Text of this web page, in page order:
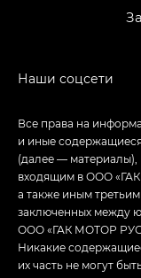
Все права на
и иные
(далее —
входящим в ООО
а также иным
заключенных между
ООО «ГАК МОТОР
Никакие
их часть не могут